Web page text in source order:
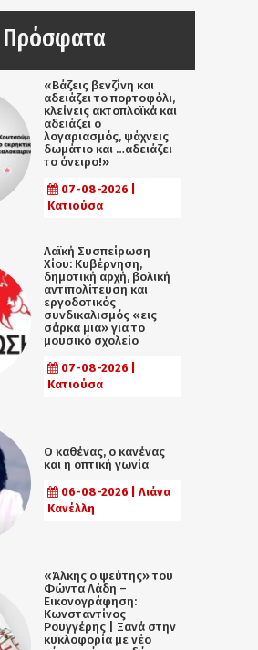
Πρόσφατα
«Βάζεις βενζίνη και
αδειάζει το πορτοφόλι,
κλείνεις ακτοπλοϊκά και
αδειάζει ο
λογαριασμός, ψάχνεις
δωμάτιο και …αδειάζει
το όνειρο!»
07-08-2026 |
Κατιούσα
Λαϊκή Συσπείρωση
Χίου: Κυβέρνηση,
δημοτική αρχή, βολική
αντιπολίτευση και
εργοδοτικός
συνδικαλισμός «εις
σάρκα μια» για το
μουσικό σχολείο
07-08-2026 |
Κατιούσα
Ο καθένας, ο κανένας
και η οπτική γωνία
06-08-2026 | Λιάνα
Κανέλλη
«Άλκης ο ψεύτης» του
Φώντα Λάδη –
Εικονογράφηση:
Κωνσταντίνος
Ρουγγέρης | Ξανά στην
κυκλοφορία με νέο